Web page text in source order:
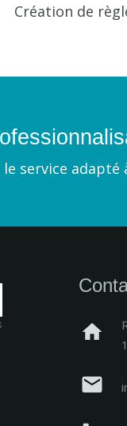
Création de
service
home
mail